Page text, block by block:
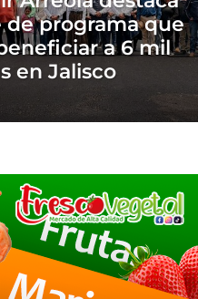
de programa que
a 6 mil
en Jalisco